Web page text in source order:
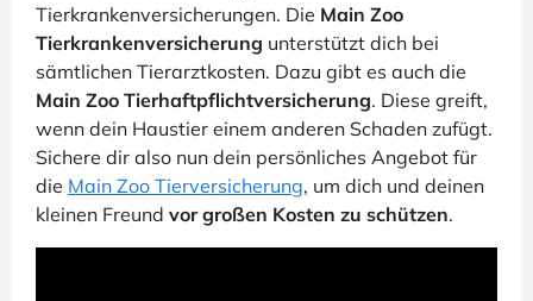
Tierkrankenversicherungen. Die Main Zoo
Tierkrankenversicherung unterstützt dich bei
sämtlichen Tierarztkosten. Dazu gibt es auch die
Main Zoo Tierhaftpflichtversicherung. Diese greift,
wenn dein Haustier einem anderen Schaden zufügt.
Sichere dir also nun dein persönliches Angebot für
die Main Zoo Tierversicherung, um dich und deinen
kleinen Freund vor großen Kosten zu schützen.